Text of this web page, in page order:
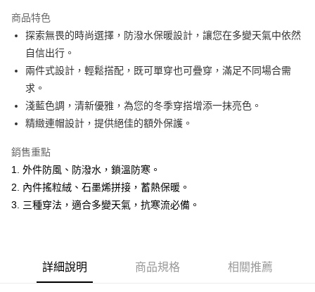
Apple Pay
悠遊付
Google Pay
ATM付款
全家取貨付款
每筆NT$60，滿NT$1,200(含以上)免運費
付款後全家取貨
商品特色
探索無畏的時尚選擇，防潑水保暖設計，讓您在多變天氣中依然
自信出行。
兩件式設計，輕鬆搭配，既可單穿也可疊穿，滿足不同場合需
求。
淺藍色調，清新優雅，為您的冬季穿搭增添一抹亮色。
精緻連帽設計，提供絕佳的額外保護。
銷售重點
1. 外件防風、防潑水，鎖溫防寒。
2. 內件搖粒絨、石墨烯拼接，蓄熱保暖。
3. 三種穿法，適合多變天氣，抗寒流必備。
詳細說明 商品規格 相關推薦